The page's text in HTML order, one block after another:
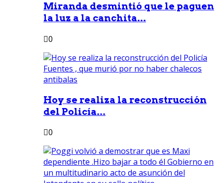
Miranda desmintió que le paguen
la luz a la canchita...
0
Hoy se realiza la reconstrucción
del Policía...
0